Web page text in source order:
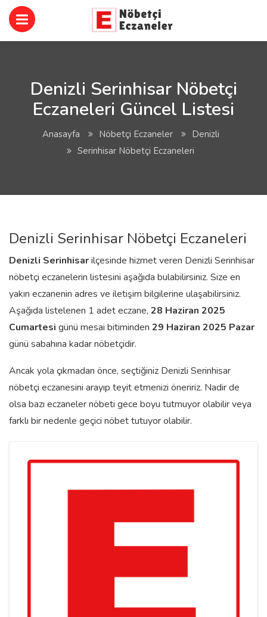
Denizli Serinhisar Nöbetçi
Eczaneleri Güncel Listesi
Anasayfa Nöbetçi Eczaneler
Denizli
Serinhisar Nöbetçi Eczaneleri
Denizli Serinhisar Nöbetçi Eczaneleri
Denizli Serinhisarilçesinde hizmet veren Denizli Serinhisar
nöbetçi eczanelerin listesini aşağıda bulabilirsiniz. Size en
yakın eczanenin adres ve iletişim bilgilerine ulaşabilirsiniz.
Aşağıda listelenen 1 adet eczane, 28 Haziran 2025
Cumartesi günü mesai bitiminden 29 Haziran 2025 Pazar
günü sabahına kadar nöbetçidir.
Ancak yola çıkmadan önce, seçtiğiniz Denizli Serinhisar
nöbetçi eczanesini arayıp teyit etmenizi öneririz. Nadir de
olsa bazı eczaneler nöbeti gece boyu tutmuyor olabilir veya
farklı bir nedenle geçici nöbet tutuyor olabilir.